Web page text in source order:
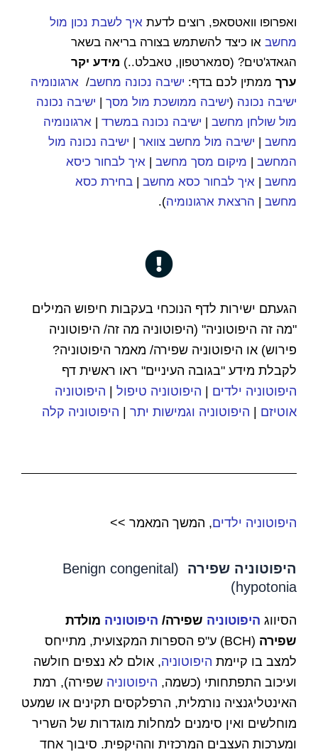
ואפרופו וואטסאפ, רוצים לדעת איך לשבת נכון מול
מחשב או כיצד להשתמש בצורה בריאה בשאר
הגאדג'טים? (סמארטפון, טאבלט..) מידע יקר
ערך ממתין לכם בדף: ישיבה נכונה מחשב/ ארגונומיה
ישיבה נכונה (ישיבה ממושכת מול מסך | ישיבה נכונה
מול שולחן מחשב | ישיבה נכונה במשרד | ארגונומיה
מחשב | ישיבה מול מחשב צוואר | ישיבה נכונה מול
המחשב | מיקום מסך מחשב | איך לבחור כיסא
מחשב | איך לבחור כסא מחשב | בחירת כסא
מחשב | הרצאת ארגונומיה).
הגעתם ישירות לדף הנוכחי בעקבות חיפוש המילים
"מה זה היפוטוניה" (היפוטוניה מה זה/ היפוטוניה
פירוש) או היפוטוניה שפירה/ מאמר היפוטוניה?
לקבלת מידע "בגובה העיניים" ראו ראשית דף
היפוטוניה ילדים | היפוטוניה טיפול | היפוטוניה
אוטיזם | היפוטוניה וגמישות יתר | היפוטוניה קלה
היפוטוניה ילדים, המשך המאמר >>
היפוטוניה שפירה
(Benign congenital
hypotonia)
הסיווג היפוטוניה שפירה/ היפוטוניה מולדת
שפירה
(BCH) ע"פ הספרות המקצועית, מתייחס
למצב בו קיימת היפוטוניה, אולם לא נצפים חולשה
ועיכוב התפתחותי (כשמה, היפוטוניה שפירה), רמת
האינטליגנציה נורמלית, הרפלקסים תקינים או שמעט
מוחלשים ואין סימנים למחלות מוגדרות של השריר
ומערכות העצבים המרכזית וההיקפית. סיבוך אחד